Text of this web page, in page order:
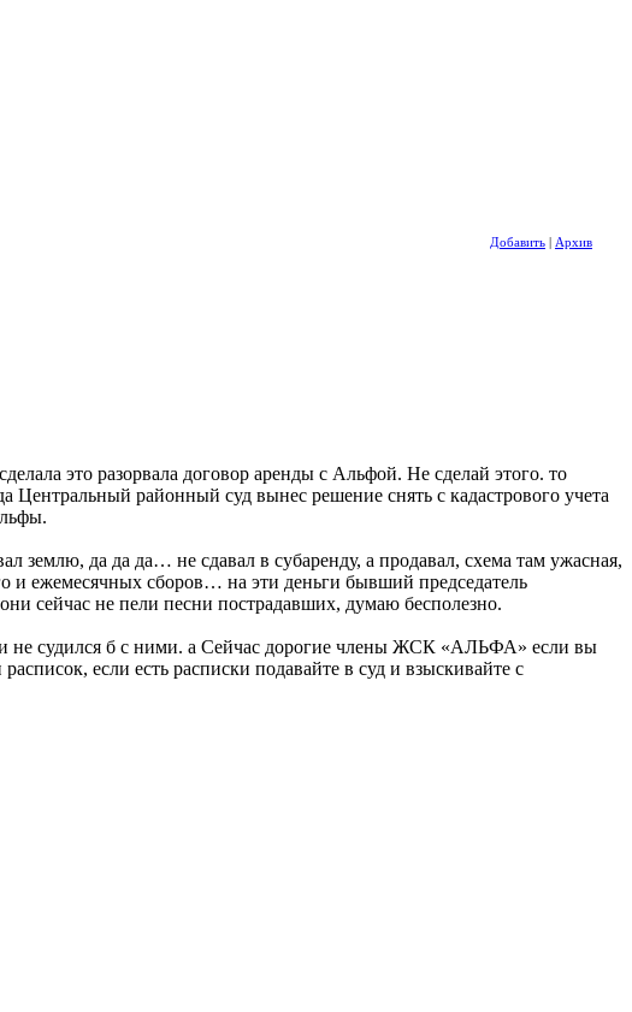
Добавить Архив
это разорвала договор аренды с Альфой. Не сделай этого. то
районный суд вынес решение снять с кадастрового учета
землю, да да да… не сдавал в субаренду, а продавал, схема там ужасная,
и ежемесячных сборов… на эти деньги бывший председатель
сейчас не пели песни пострадавших, думаю бесполезно.
и не судился б с ними. а Сейчас дорогие члены ЖСК «АЛЬФА» если вы
если есть расписки подавайте в суд и взыскивайте с